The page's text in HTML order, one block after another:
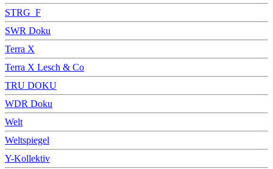
STRG_F
SWR Doku
Terra X
Terra X Lesch & Co
TRU DOKU
WDR Doku
Welt
Weltspiegel
Y-Kollektiv